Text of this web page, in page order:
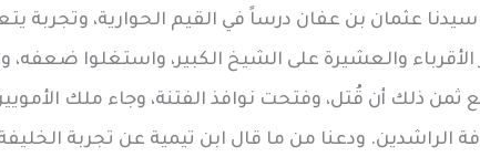
عثمان بن عفان درساً في القيم الحوارية، وتجربة
والعشيرة على الشيخ الكبير، واستغلوا
ثمن ذلك أن قُتل، وفتحت نوافذ الفتنة، وجاء ملك
الراشدين. ودعنا من ما قال ابن تيمية عن تجربة